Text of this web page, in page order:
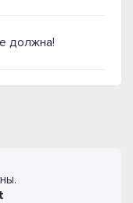
должна!